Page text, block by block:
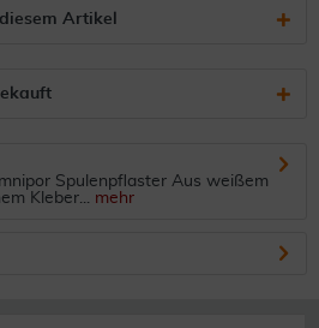
Artikel
Spulenpflaster Aus weißem
Kleber... mehr